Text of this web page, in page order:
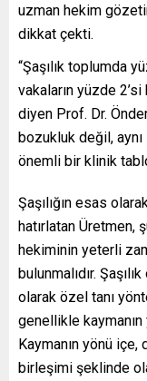
uzman hekim
dikkat çekti.
“Şaşılık toplumda
vakaların yüzde 2’si
diyen Prof. Dr.
bozukluk değil,
önemli bir klinik
Şaşılığın esas
hatırlatan Üretmen,
hekiminin yeterli
bulunmalıdır.
olarak özel tanı
genellikle kaymanın
Kaymanın yönü içe,
birleşimi şeklinde